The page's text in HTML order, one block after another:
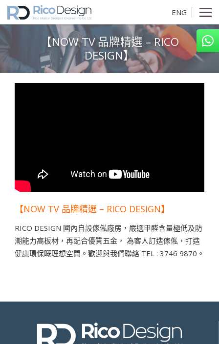
ENG
【NOW TV 品牌精選 – RICO
DESIGN】
【NOW TV 品牌精選 – RICO DESIGN】
RICO DESIGN 國內自設傢俬廠房，嚴選甲醛含量極低及防
潮能力高板材，再配合優質五金， 為客人訂造傢俬，打造
健康環保嘅理想空間。歡迎與我們聯絡 TEL : 3746 9870。